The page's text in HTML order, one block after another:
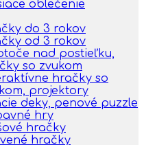
oblečenie
do 3 rokov
od 3 rokov
nad postieľku,
so zvukom
hračky so
projektory
deky, penové puzzle
hry
hračky
hračky